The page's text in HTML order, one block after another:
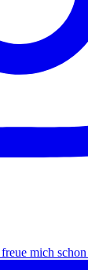
mich schon